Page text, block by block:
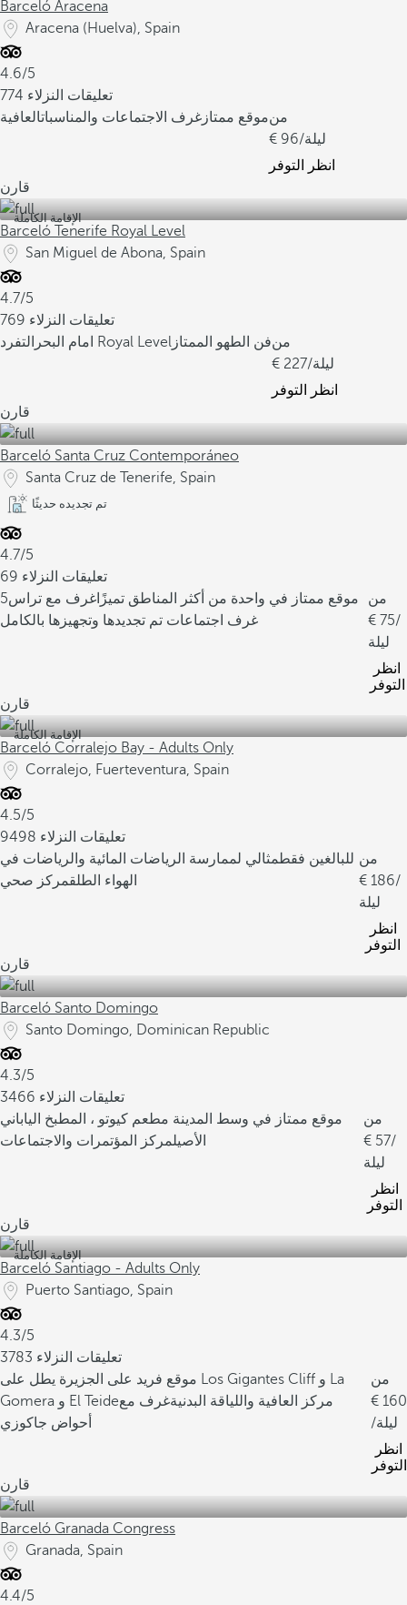
Barceló Aracena
Aracena (Huelva), Spain
4.6/5
774 تعليقات النزلاء
موقع ممتاز غرف الاجتماعات والمناسباتالعافية
من
96 /ليلة
انظر التوفر
قارن
الإقامة الكاملة
Barceló Tenerife Royal Level
San Miguel de Abona, Spain
4.7/5
769 تعليقات النزلاء
امام البحر
التفرد Royal Level فن الطهو الممتازمن
227 /ليلة
انظر التوفر
قارن
Barceló Santa Cruz Contemporáneo
Santa Cruz de Tenerife, Spain
تم تجديده حديثًا
4.7/5
69 تعليقات النزلاء
موقع ممتاز في واحدة من أكثر المناطق تميزًا غرف مع تراس5
غرف اجتماعات تم تجديدها وتجهيزها بالكامل
من
75/
ليلة
انظر
التوفر
قارن
الإقامة الكاملة
Barceló Corralejo Bay - Adults Only
Corralejo, Fuerteventura, Spain
4.5/5
9498 تعليقات النزلاء
للبالغين فقطمثالي لممارسة الرياضات المائية والرياضات في
الهواء الطلقمركز صحي
من
186/
ليلة
انظر
التوفر
قارن
Barceló Santo Domingo
Santo Domingo, Dominican Republic
4.3/5
3466 تعليقات النزلاء
موقع ممتاز في وسط المدينة مطعم كيوتو ، المطبخ الياباني
الأصيلمركز المؤتمرات والاجتماعات
من
57/
ليلة
انظر
التوفر
قارن
الإقامة الكاملة
Barceló Santiago - Adults Only
Puerto Santiago, Spain
4.3/5
3783 تعليقات النزلاء
موقع فريد على الجزيرة يطل على Los Gigantes Cliff و La
Gomera و El Teide
مركز العافية واللياقة البدنيةغرف مع
أحواض جاكوزي
من
160
/ليلة
انظر
التوفر
قارن
Barceló Granada Congress
Granada, Spain
4.4/5